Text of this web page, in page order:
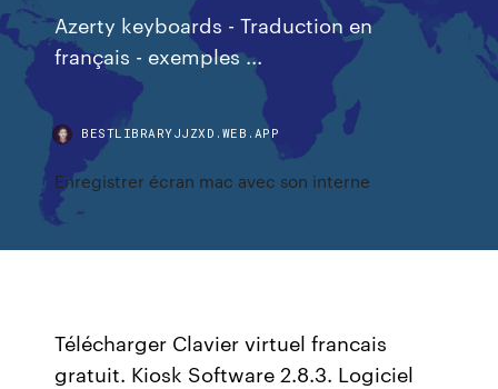
Azerty keyboards - Traduction en
français - exemples ...
BESTLIBRARYJJZXD.WEB.APP
Enregistrer écran mac avec son interne
Télécharger Clavier virtuel francais
gratuit. Kiosk Software 2.8.3. Logiciel